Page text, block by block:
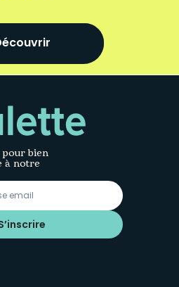
pour bien
à notre